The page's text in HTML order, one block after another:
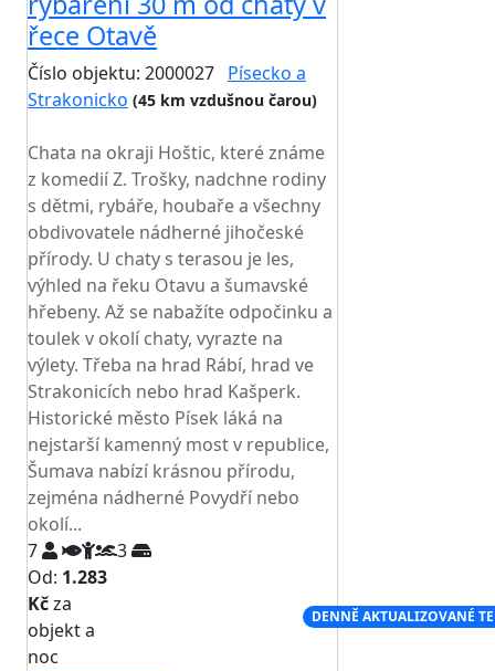
řece Otavě
Číslo objektu: 2000027 Písecko a
Strakonicko (45 km vzdušnou čarou)
Chata na okraji Hoštic, které známe
z komedií Z. Trošky, nadchne rodiny
s dětmi, rybáře, houbaře a všechny
obdivovatele nádherné jihočeské
přírody. U chaty s terasou je les,
výhled na řeku Otavu a šumavské
hřebeny. Až se nabažíte odpočinku a
toulek v okolí chaty, vyrazte na
výlety. Třeba na hrad Rábí, hrad ve
Strakonicích nebo hrad Kašperk.
Historické město Písek láká na
nejstarší kamenný most v republice,
Šumava nabízí krásnou přírodu,
zejména nádherné Povydří nebo
okolí...
7
3
Od: 1.283
Kčza
objekt a
noc
DENNĚ AKTUALIZOVANÉ